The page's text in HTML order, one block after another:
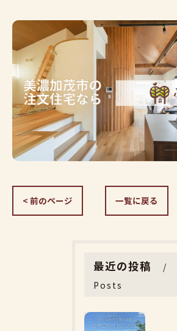
< 前のページ 一覧に戻る
最近の投稿
Posts